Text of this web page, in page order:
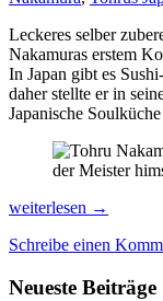
Leckeres selber
Nakamuras erstem
In Japan gibt es
daher stellte er in
Japanische
der Meister
Japanisch
Kochen
Tohru
weiterlesen →
Schreibe einen
Neueste Beiträge